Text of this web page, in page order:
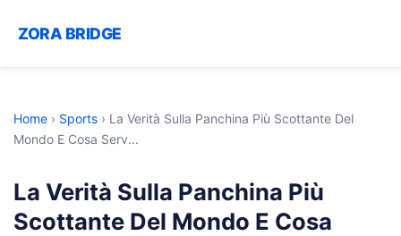
ZORA BRIDGE
Home › Sports › La Verità Sulla Panchina Più Scottante Del
Mondo E Cosa Serv...
La Verità Sulla Panchina Più
Scottante Del Mondo E Cosa